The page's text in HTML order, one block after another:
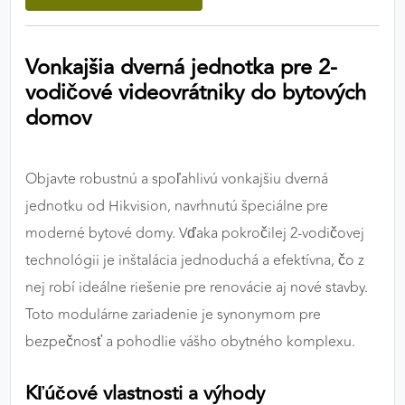
Vonkajšia dverná jednotka pre 2-
vodičové videovrátniky do bytových
domov
Objavte robustnú a spoľahlivú vonkajšiu dverná
jednotku od Hikvision, navrhnutú špeciálne pre
moderné bytové domy. Vďaka pokročilej 2-vodičovej
technológii je inštalácia jednoduchá a efektívna, čo z
nej robí ideálne riešenie pre renovácie aj nové stavby.
Toto modulárne zariadenie je synonymom pre
bezpečnosť a pohodlie vášho obytného komplexu.
Kľúčové vlastnosti a výhody
výkon a funkčnosť našich stránok.
Google Analytics
Poskytovateľ: Google
MARKETINGOVÉ COOKIES
Marketingové cookies sa používajú na sledovanie
správania používateľov naprieč webovými
stránkami. Umožňujú nám a našim partnerom
zobrazovať cielenú a relevantnú reklamu, a to na
našom webe aj v reklamných sieťach tretích strán.